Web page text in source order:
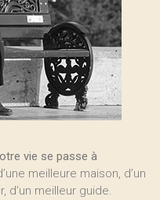
vie se passe à
meilleure maison, d’un
d’un meilleur guide.